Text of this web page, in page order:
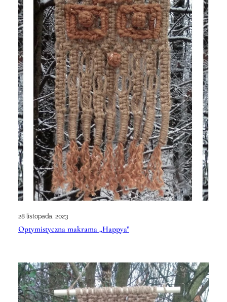
28 listopada, 2023
Optymistyczna makrama „Happya”